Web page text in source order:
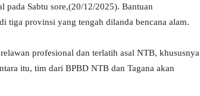
pada Sabtu sore,(20/12/2025). Bantuan
tiga provinsi yang tengah dilanda bencana alam.
profesional dan terlatih asal NTB, khususnya
itu, tim dari BPBD NTB dan Tagana akan